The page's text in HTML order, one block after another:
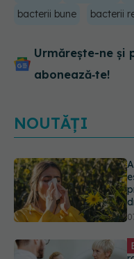
bacterii bune
bacterii
Urmărește-ne și
abonează‑te!
NOUTĂȚI